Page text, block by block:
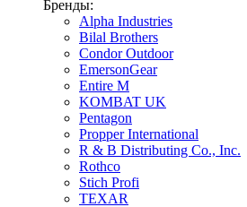
Бренды:
Alpha Industries
Bilal Brothers
Condor Outdoor
EmersonGear
Entire M
KOMBAT UK
Pentagon
Propper International
R & B Distributing Co., Inc.
Rothco
Stich Profi
TEXAR